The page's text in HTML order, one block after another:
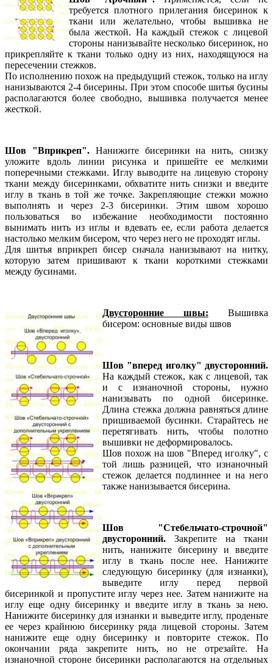
требуется плотного прилегания бисеринок к
ткани или желательно, чтобы вышивка не
была жесткой. На каждый стежок с лицевой
стороны нанизывайте несколько бисеринок, но
прикрепляйте к ткани только одну из них, находящуюся на
пересечении стежков.
По исполнению похож на предыдущий стежок, только на иглу
нанизываются 2-4 бисерины. При этом способе шитья бусины
располагаются более свободно, вышивка получается менее
жесткой.
Шов "Вприкреп".Нанижите бисеринки на нить, снизку
уложите вдоль линии рисунка и пришейте ее мелкими
поперечными стежками. Иглу выводите на лицевую сторону
ткани между бисеринками, обхватите нить снизки и введите
иглу в ткань в той же точке. Закрепляющие стежки можно
выполнять и через 2-3 бисеринки. Этим швом хорошо
пользоваться во избежание необходимости постоянно
вынимать нить из иглы и вдевать ее, если работа делается
настолько мелким бисером, что через него не проходят иглы.
Для шитья вприкреп бисер сначала нанизывают на нитку,
которую затем пришивают к ткани короткими стежками
между бусинами.
Двусторонние швы:
Вышивка
бисером: основные виды швов
Шов "вперед иголку" двусторонний.
На каждый стежок, как с лицевой, так
и с изнаночной стороны, нужно
нанизывать по одной бисеринке.
Длина стежка должна равняться длине
пришиваемой бусинки. Старайтесь не
перетягивать нить, чтобы полотно
вышивки не деформировалось.
Шов похож на шов "Вперед иголку", с
той лишь разницей, что изнаночный
стежок делается подлиннее и на него
также нанизывается бисерина.
Шов "Стебельчато-строчной"
двусторонний. Закрепите на ткани
нить, нанижите бисерину и введите
иглу в ткань после нее. Нанижите
следующую бисеринку (для изнанки),
выведите иглу перед первой
бисеринкой и пропустите иглу через нее. Затем нанижите на
иглу еще одну бисеринку и введите иглу в ткань за нею.
Нанижите бисеринку для изнанки и выведите иглу, проденьте
ее через крайнюю бисеринку ряда лицевой стороны. Затем
нанижите еще одну бисеринку и повторите стежок. По
окончании ряда закрепите нить, но не отрезайте. На
изнаночной стороне бисеринки располагаются на отдельных